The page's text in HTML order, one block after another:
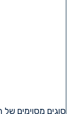
סוגים מסוימים של